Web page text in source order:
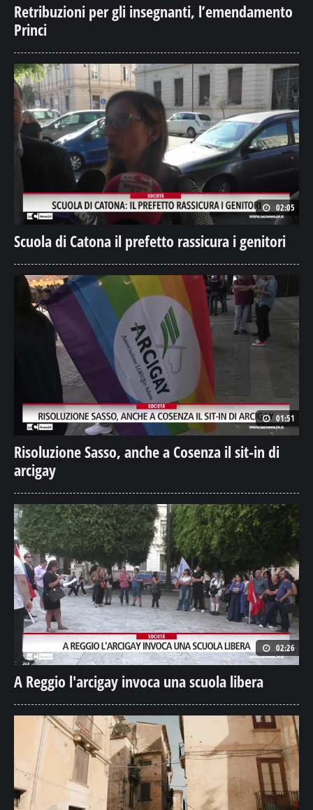
Retribuzioni per gli insegnanti, l’emendamento
Princi
02:05
Scuola di Catona il prefetto rassicura i genitori
01:51
Risoluzione Sasso, anche a Cosenza il sit-in di
arcigay
02:26
A Reggio l'arcigay invoca una scuola libera